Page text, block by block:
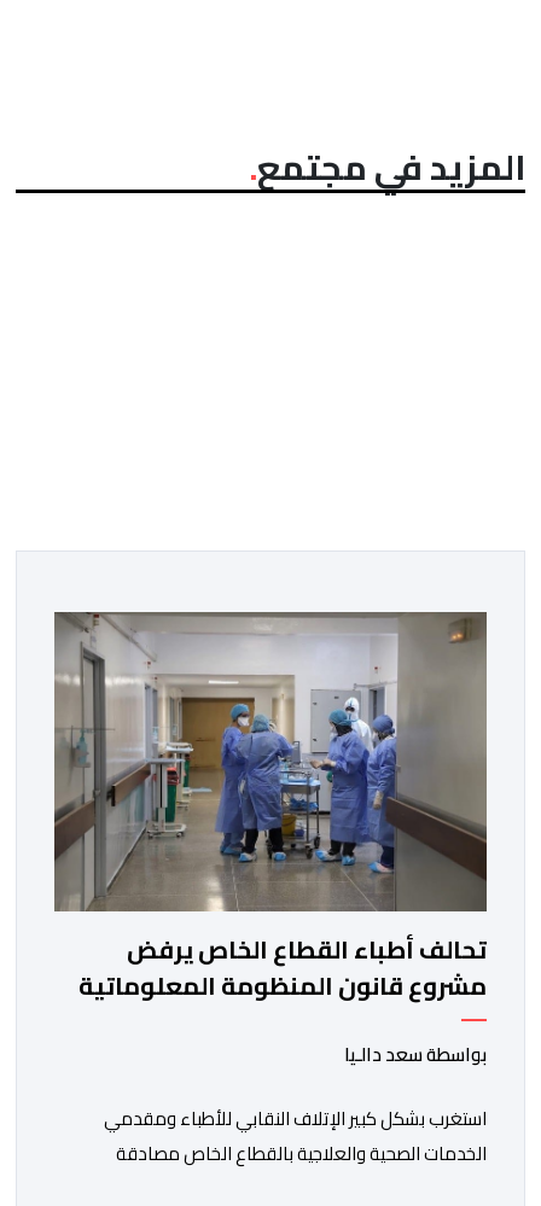
المزيد في مجتمع
تحالف أطباء القطاع الخاص يرفض
مشروع قانون المنظومة المعلوماتية
الصحية الوطنية المندمجة
بواسطة سعد دالـيا
استغرب بشكل كبير الإتلاف النقابي للأطباء ومقدمي
الخدمات الصحية والعلاجية بالقطاع الخاص مصادقة